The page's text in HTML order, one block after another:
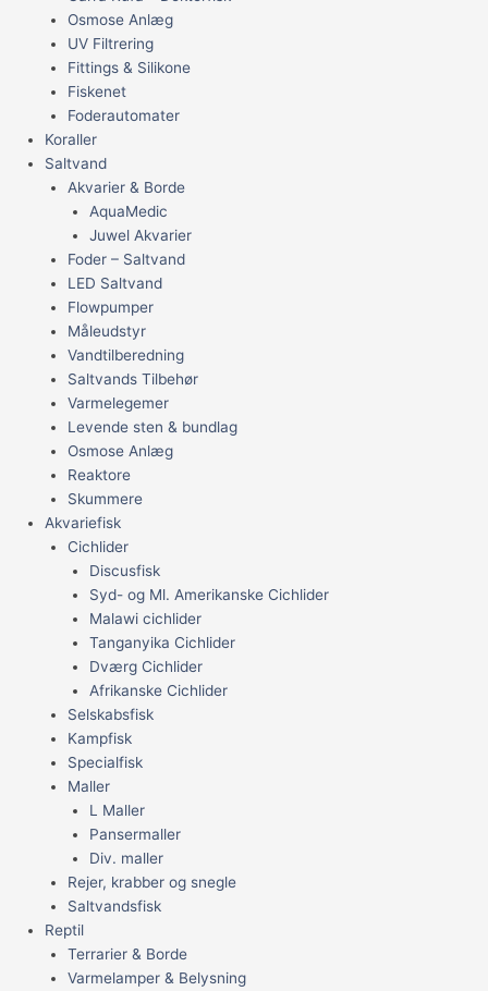
Osmose Anlæg
UV Filtrering
Fittings & Silikone
Fiskenet
Foderautomater
Koraller
Saltvand
Akvarier & Borde
AquaMedic
Juwel Akvarier
Foder – Saltvand
LED Saltvand
Flowpumper
Måleudstyr
Vandtilberedning
Saltvands Tilbehør
Varmelegemer
Levende sten & bundlag
Osmose Anlæg
Reaktore
Skummere
Akvariefisk
Cichlider
Discusfisk
Syd- og Ml. Amerikanske Cichlider
Malawi cichlider
Tanganyika Cichlider
Dværg Cichlider
Afrikanske Cichlider
Selskabsfisk
Kampfisk
Specialfisk
Maller
L Maller
Pansermaller
Div. maller
Rejer, krabber og snegle
Saltvandsfisk
Reptil
Terrarier & Borde
Varmelamper & Belysning